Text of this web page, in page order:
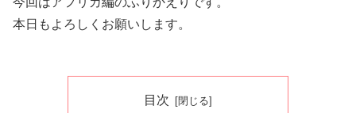
本日もよろしくお願いします。
目次